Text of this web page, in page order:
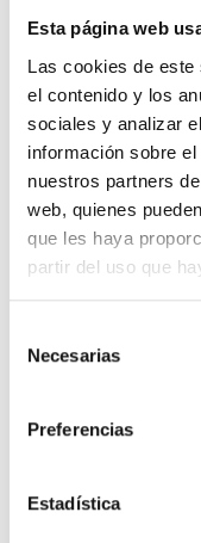
Esta página web
Las cookies de
el contenido y los
sociales y analizar
información sobre
nuestros partners
web, quienes
que les haya
partir del uso que
Necesarias
Preferencias
Estadística
Mamparas de ducha
Frontales
Mamparas cuadradas
Mamparas rectangulares
Fijos y paneles de ducha
Semicirculares
Correderas sin perfiles
Correderas
Mamparas a ras de suelo